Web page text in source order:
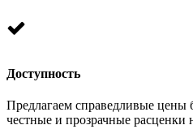
Доступность
Предлагаем справедливые цены
честные и прозрачные расценки